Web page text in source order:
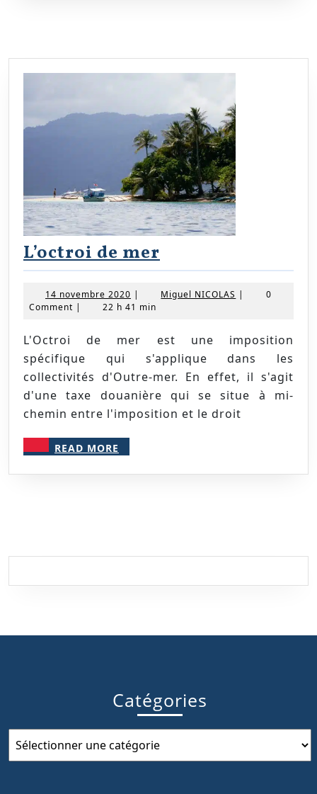
L’octroi de merL’octroi
de
mer
14 novembre 2020 14
novembre
| Miguel NICOLAS Miguel
|
0
Comment | 22 h 41 min
L'Octroi de mer est une imposition
spécifique qui s'applique dans les
collectivités d'Outre-mer. En effet, il s'agit
d'une taxe douanière qui se situe à mi-
chemin entre l'imposition et le droit
READ MORE
MORE
Catégories
Catégories